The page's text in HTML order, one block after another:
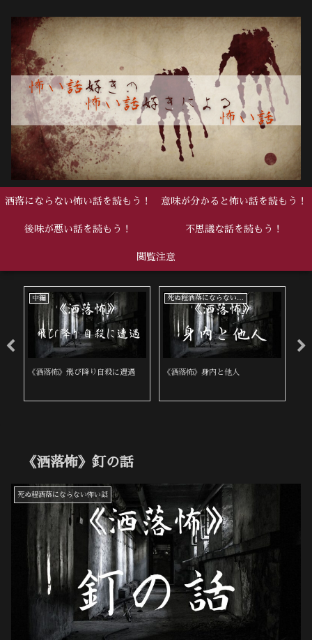
洒落にならない怖い話を読もう！ 意味が分かると怖い話を読もう！
後味が悪い話を読もう！ 不思議な話を読もう！
閲覧注意
死ぬ程洒落にならない怖い話
《洒落怖》判子屋の警告
死ぬ程洒落にならない怖い話
《洒落怖》喪服の女
《洒落怖》釘の話
死ぬ程洒落にならない怖い話